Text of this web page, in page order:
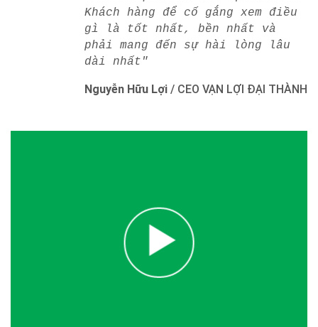
Khách hàng để cố gắng xem điều
gì là tốt nhất, bền nhất và
phải mang đến sự hài lòng lâu
dài nhất"
Nguyễn Hữu Lợi / CEO VẠN LỢI ĐẠI THÀNH